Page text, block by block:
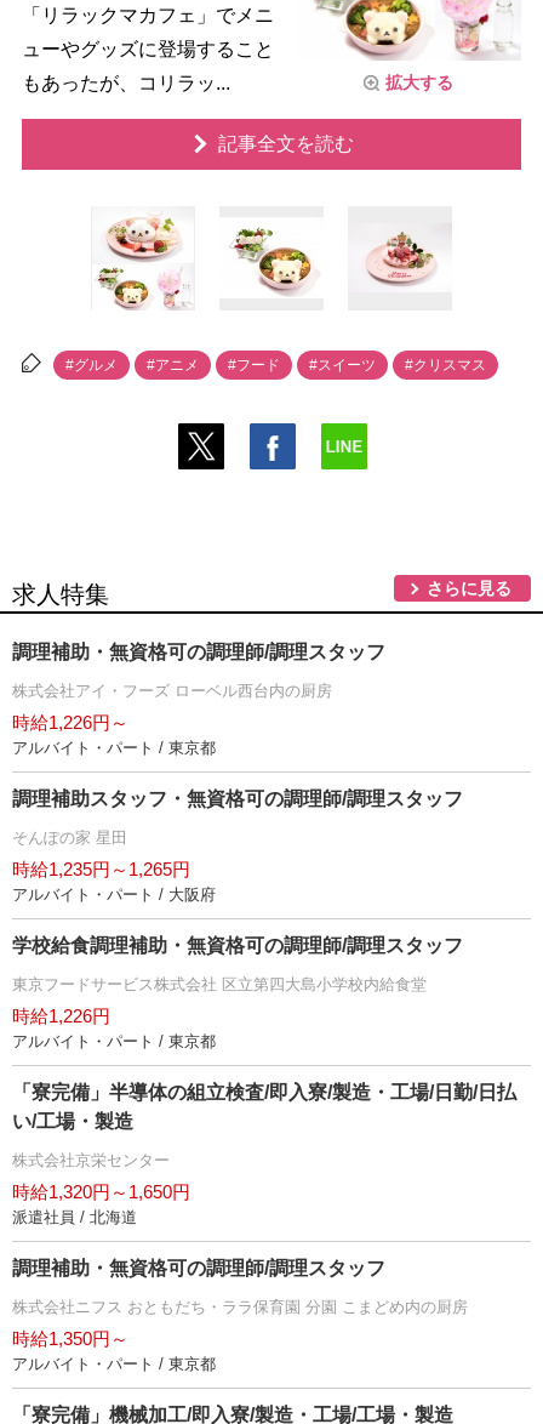
拡大する
「リラックマカフェ」でメニ
ューやグッズに登場すること
もあったが、コリラッ...
記事全文を読む
#グルメ #アニメ #フード #スイーツ #クリスマス
求人特集 さらに見る
調理補助・無資格可の調理師/調理スタッフ
株式会社アイ・フーズ ローベル西台内の厨房
時給1,226円～
アルバイト・パート / 東京都
調理補助スタッフ・無資格可の調理師/調理スタッフ
そんぽの家 星田
時給1,235円～1,265円
アルバイト・パート / 大阪府
学校給食調理補助・無資格可の調理師/調理スタッフ
東京フードサービス株式会社 区立第四大島小学校内給食堂
時給1,226円
アルバイト・パート / 東京都
「寮完備」半導体の組立検査/即入寮/製造・工場/日勤/日払
い/工場・製造
株式会社京栄センター
時給1,320円～1,650円
派遣社員 / 北海道
調理補助・無資格可の調理師/調理スタッフ
株式会社ニフス おともだち・ララ保育園 分園 こまどめ内の厨房
時給1,350円～
アルバイト・パート / 東京都
「寮完備」機械加工/即入寮/製造・工場/工場・製造